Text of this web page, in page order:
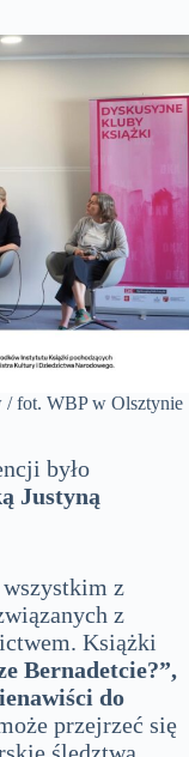
/ fot. WBP w Olsztynie
było
Justyną
wszystkim z
z
Książki
Bernadetcie?”,
do
przejrzeć się